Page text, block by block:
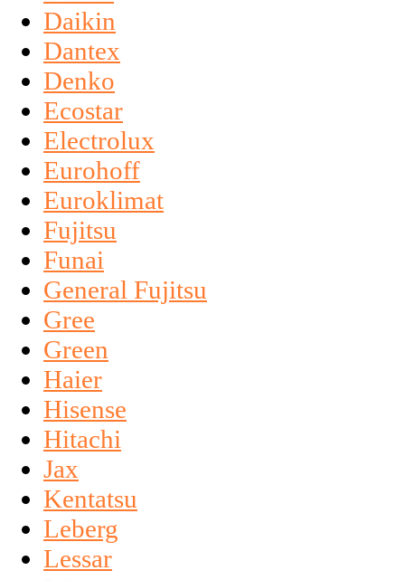
Daikin
Dantex
Denko
Ecostar
Electrolux
Eurohoff
Euroklimat
Fujitsu
Funai
General Fujitsu
Gree
Green
Haier
Hisense
Hitachi
Jax
Kentatsu
Leberg
Lessar